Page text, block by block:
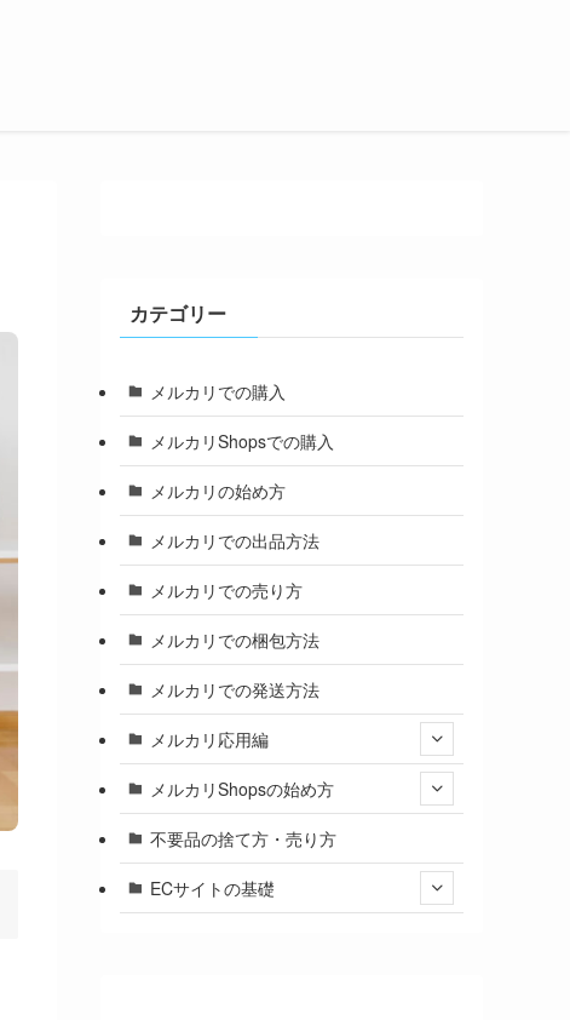
カテゴリー
メルカリでの購入
メルカリShopsでの購入
メルカリの始め方
メルカリでの出品方法
メルカリでの売り方
メルカリでの梱包方法
メルカリでの発送方法
メルカリ応用編
メルカリShopsの始め方
不要品の捨て方・売り方
ECサイトの基礎